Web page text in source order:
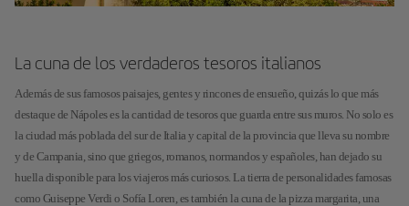
La cuna de los verdaderos tesoros italianos
Además de sus famosos paisajes, gentes y rincones de ensueño, quizás lo que más
destaque de Nápoles es la cantidad de tesoros que guarda entre sus muros. No solo es
la ciudad más poblada del sur de Italia y capital de la provincia que lleva su nombre
y de Campania, sino que griegos, romanos, normandos y españoles, han dejado su
huella disponible para los viajeros más curiosos. La tierra de personalidades famosas
como Guiseppe Verdi o Sofía Loren, es también la cuna de la pizza margarita, una